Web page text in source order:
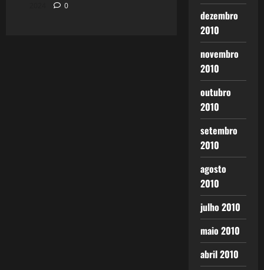
0
dezembro
2010
novembro
2010
outubro
2010
setembro
2010
agosto
2010
julho 2010
maio 2010
abril 2010